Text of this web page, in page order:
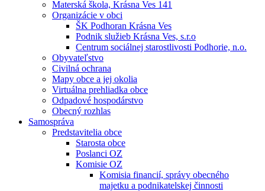
Materská škola, Krásna Ves 141
Organizácie v obci
ŠK Podhoran Krásna Ves
Podnik služieb Krásna Ves, s.r.o
Centrum sociálnej starostlivosti Podhorie, n.o.
Obyvateľstvo
Civilná ochrana
Mapy obce a jej okolia
Virtuálna prehliadka obce
Odpadové hospodárstvo
Obecný rozhlas
Samospráva
Predstavitelia obce
Starosta obce
Poslanci OZ
Komisie OZ
Komisia financií, správy obecného
majetku a podnikatelskej činnosti